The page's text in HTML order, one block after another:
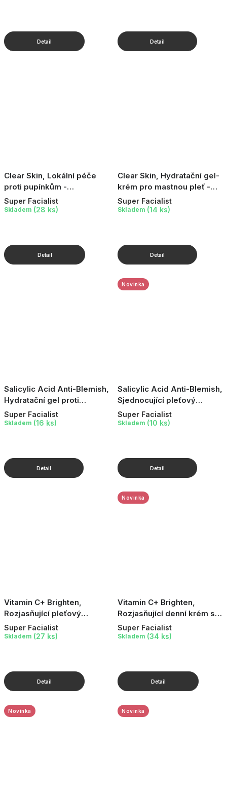
Clear Skin, Lokální péče
proti pupínkům -
Niacinamid, 15 ml
Super Facialist
Skladem (28 ks)
Clear Skin, Hydratační gel-
krém pro mastnou pleť -
Niacinamid, 75 ml
Super Facialist
Skladem (14 ks)
Salicylic Acid Anti-Blemish,
Hydratační gel proti
nedokonalostem, 50 ml
Super Facialist
Skladem (16 ks)
Salicylic Acid Anti-Blemish,
Sjednocující pleťový
peeling s kyselinou
salicylovou, 150 ml
Novinka
Super Facialist
Skladem (10 ks)
Vitamin C+ Brighten,
Rozjasňující pleťový
peeling s vitamínem C, 125
ml
Super Facialist
Skladem (27 ks)
Vitamin C+ Brighten,
Rozjasňující denní krém s
vitamínem C, 75 ml
Novinka
Super Facialist
Skladem (34 ks)
Novinka Novinka